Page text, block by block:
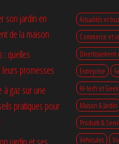
son jardin en
de la maison
: quelles
promesses
à gaz sur une
pratiques pour
Actualités et
Commerce et
Divertissement
Entreprise
Hi-tech et Geek
Maison & Jardin
Produits &
Vehicules